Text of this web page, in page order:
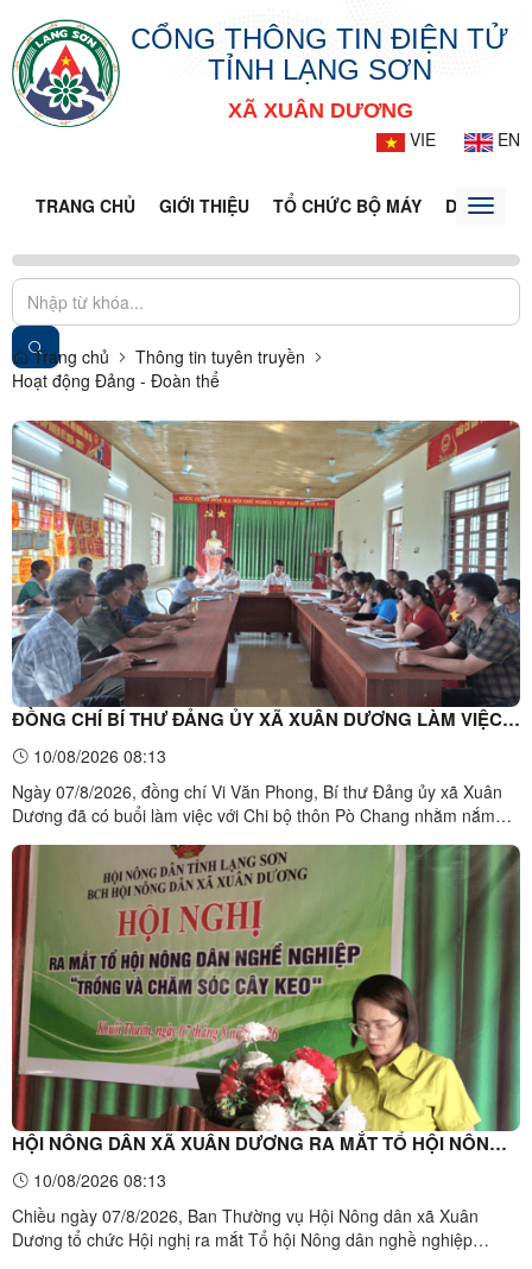
CỔNG THÔNG TIN ĐIỆN TỬ
TỈNH LẠNG SƠN
XÃ XUÂN DƯƠNG
VIE
EN
TRANG CHỦ GIỚI THIỆU TỔ CHỨC BỘ MÁY DOANH
Toggle
Trang chủ
Thông tin tuyên truyền
Hoạt động Đảng - Đoàn thể
ĐỒNG CHÍ BÍ THƯ ĐẢNG ỦY XÃ XUÂN DƯƠNG LÀM VIỆC
VỚI CHI BỘ THÔN PÒ CHANG
10/08/2026 08:13
Ngày 07/8/2026, đồng chí Vi Văn Phong, Bí thư Đảng ủy xã Xuân
Dương đã có buổi làm việc với Chi bộ thôn Pò Chang nhằm nắm
hướng, nhiệm vụ trọng tâm tháng 8 năm 2026. Cùng dự buổi làm
việc có đồng chí Hoàng Thị Luyến, Ủy viên Ban ...
HỘI NÔNG DÂN XÃ XUÂN DƯƠNG RA MẮT TỔ HỘI NÔNG
DÂN NGHỀ NGHIỆP “TRỒNG VÀ CHĂM SÓC CÂY KEO”
10/08/2026 08:13
Chiều ngày 07/8/2026, Ban Thường vụ Hội Nông dân xã Xuân
Dương tổ chức Hội nghị ra mắt Tổ hội Nông dân nghề nghiệp